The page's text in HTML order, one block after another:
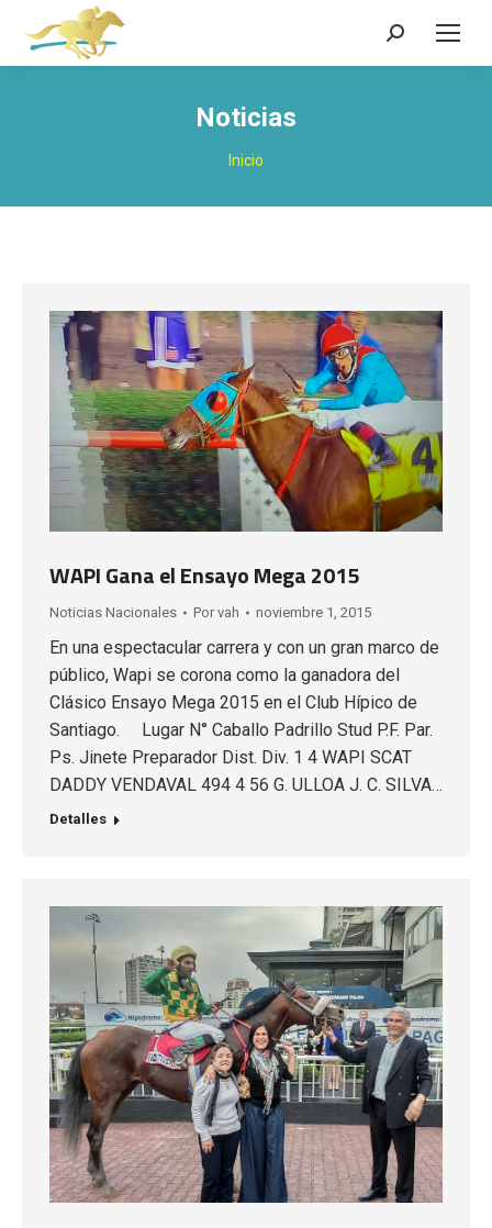
Buscar:
Noticias
Estás aquí:
Inicio
WAPI Gana el Ensayo Mega 2015
Noticias Nacionales Por vah noviembre 1, 2015
En una espectacular carrera y con un gran marco de
público, Wapi se corona como la ganadora del
Clásico Ensayo Mega 2015 en el Club Hípico de
Santiago. Lugar N° Caballo Padrillo Stud P.F. Par.
Ps. Jinete Preparador Dist. Div. 1 4 WAPI SCAT
DADDY VENDAVAL 494 4 56 G. ULLOA J. C. SILVA…
Detalles